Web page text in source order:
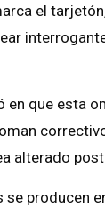
el
que esta
alterado
se producen